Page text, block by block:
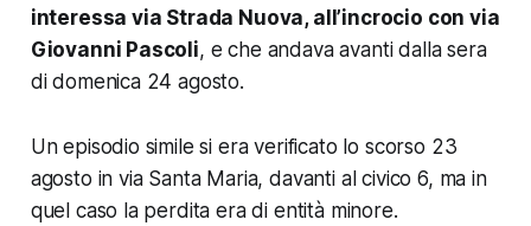
interessa via Strada Nuova, all’incrocio con via
Giovanni Pascoli, e che andava avanti dalla sera
di domenica 24 agosto.
Un episodio simile si era verificato lo scorso 23
agosto in via Santa Maria, davanti al civico 6, ma in
quel caso la perdita era di entità minore.